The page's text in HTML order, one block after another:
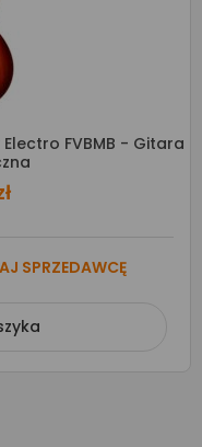
FVBMB - Gitara
SPRZEDAWCĘ